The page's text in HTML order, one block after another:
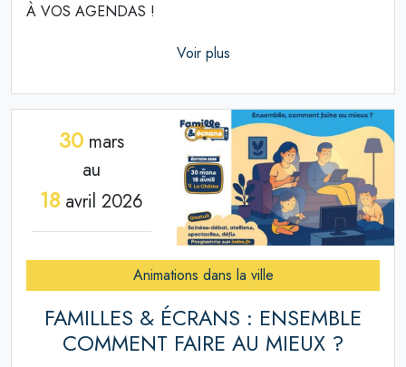
À VOS AGENDAS !
Voir plus
30mars
au
18avril 2026
Animations dans la ville
FAMILLES & ÉCRANS : ENSEMBLE
COMMENT FAIRE AU MIEUX ?